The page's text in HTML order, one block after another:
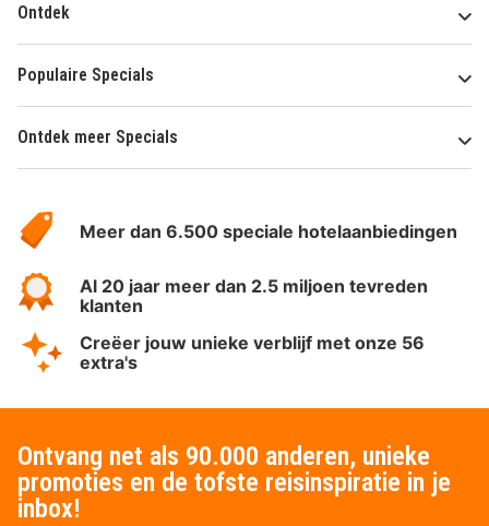
Ontdek
Populaire Specials
Ontdek meer Specials
HotelSpecials
Meer dan 6.500 speciale hotelaanbiedingen
Al 20 jaar meer dan 2.5 miljoen tevreden
klanten
Creëer jouw unieke verblijf met onze 56
extra's
Ontvang net als 90.000 anderen, unieke
promoties en de tofste reisinspiratie in je
inbox!